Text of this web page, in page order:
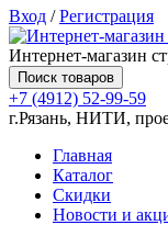
Вход /Регистрация
Интернет-магазин
Поиск товаров
+7 (4912) 52-99-59
г.Рязань, НИТИ,
Главная
Каталог
Скидки
Новости и